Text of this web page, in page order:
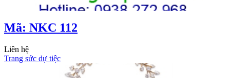
Mã: NKC 112
Liên hệ
Trang sức dự tiệc